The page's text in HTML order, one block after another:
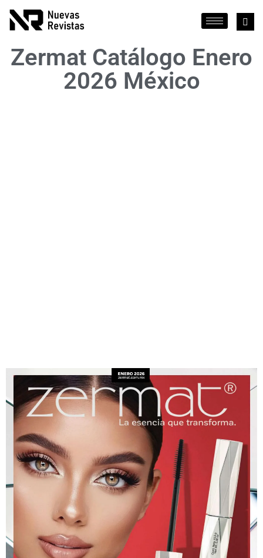
Zermat Catálogo Enero
2026 México